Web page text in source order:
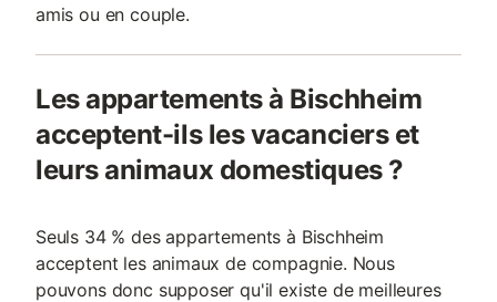
amis ou en couple.
Les appartements à Bischheim
acceptent-ils les vacanciers et
leurs animaux domestiques ?
Seuls 34 % des appartements à Bischheim
acceptent les animaux de compagnie. Nous
pouvons donc supposer qu'il existe de meilleures